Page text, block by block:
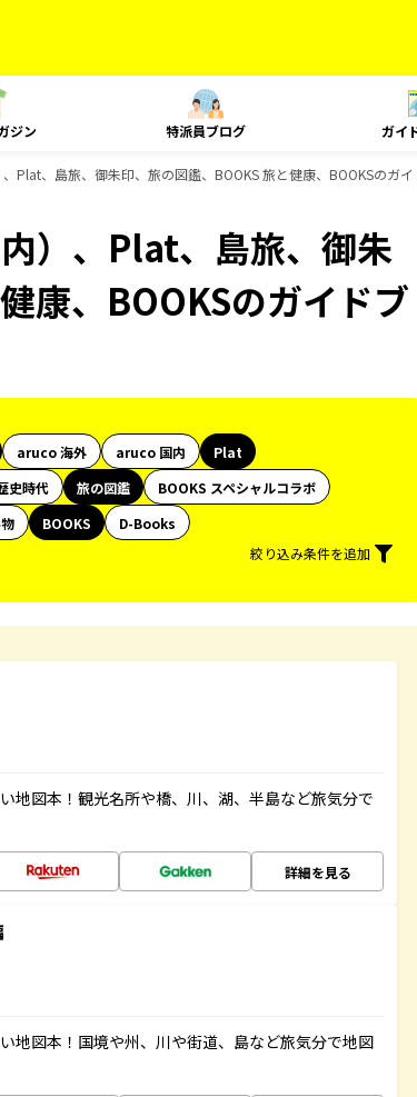
ジン 特派員ブログ ガイ
Plat、島旅、御朱印、旅の図鑑、BOOKS 旅と健康、BOOKSのガ
）、Plat、島旅、御朱
康、BOOKSのガイドブ
aruco 海外 aruco 国内
Plat
史時代 旅の図鑑
BOOKS スペシャルコラボ
BOOKS
D-Books
絞り込み条件を追加
地図本！観光名所や橋、川、湖、半島など旅気分で
詳細を見る
地図本！国境や州、川や街道、島など旅気分で地図